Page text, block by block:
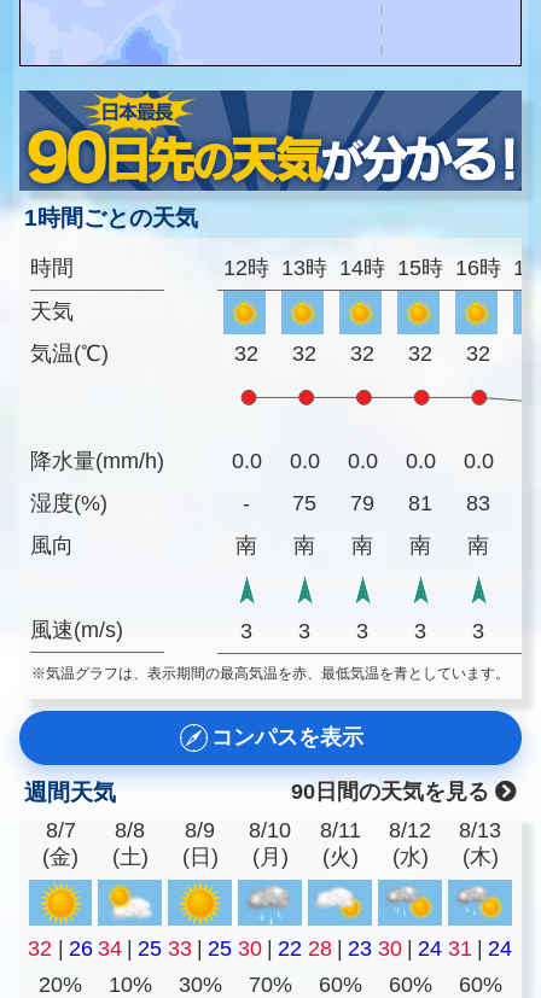
1時間ごとの天気
時間
天気
気温(℃)
降水量(mm/h)
湿度(%)
風向
風速(m/s)
12時 13時 14時 15時 16時
32 32 32 32 32
0.0 0.0 0.0 0.0 0.0
-
75 79 81 83
南
南 南 南 南
3 3 3 3 3
※気温グラフは、表示期間の最高気温を赤、最低気温を青としています。
コンパスを表示
週間天気
90日間の天気を見る
8/7
(金)
8/8
(土)
8/9
(日)
8/10
(月)
8/11
(火)
8/12
(水)
8/13
(木)
32 | 26 34 | 25 33 | 25 30 | 22 28 | 23 30 | 24 31 | 24
20%
10% 30% 70% 60% 60% 60%